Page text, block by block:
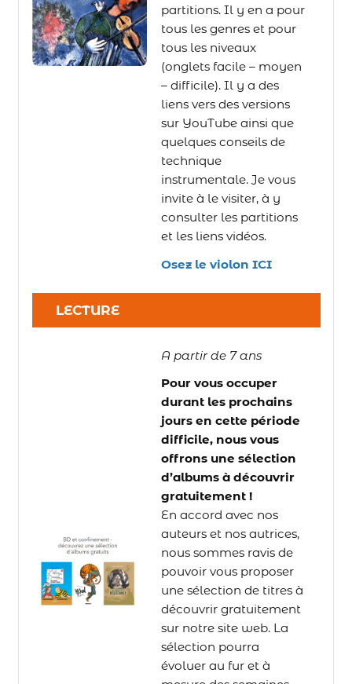
partitions. Il y en a pour
tous les genres et pour
tous les niveaux
(onglets facile – moyen
– difficile). Il y a des
liens vers des versions
sur YouTube ainsi que
quelques conseils de
technique
instrumentale. Je vous
invite à le visiter, à y
consulter les partitions
et les liens vidéos.
Osez le violon ICI
LECTURE
A partir de 7 ans
Pour vous occuper
durant les prochains
jours en cette période
difficile, nous vous
offrons une sélection
d’albums à découvrir
gratuitement !
En accord avec nos
auteurs et nos autrices,
nous sommes ravis de
pouvoir vous proposer
une sélection de titres à
découvrir gratuitement
sur notre site web. La
sélection pourra
évoluer au fur et à